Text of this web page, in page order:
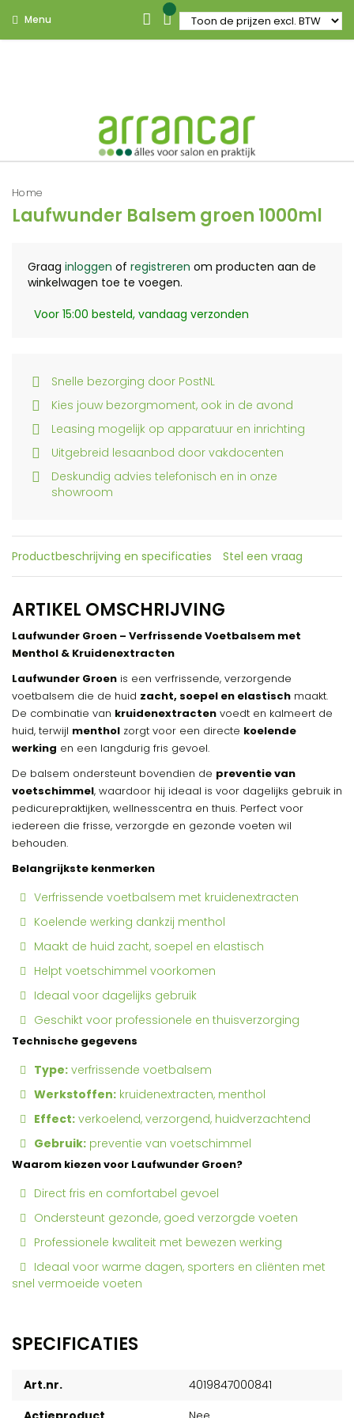
Menu
Home
Laufwunder Balsem groen 1000ml
Graag inloggen of registreren om producten aan de
winkelwagen toe te voegen.
Voor 15:00 besteld, vandaag verzonden
Snelle bezorging door PostNL
Kies jouw bezorgmoment, ook in de avond
Leasing mogelijk op apparatuur en inrichting
Uitgebreid lesaanbod door vakdocenten
Deskundig advies telefonisch en in onze
showroom
Productbeschrijving en specificaties Stel een vraag
ARTIKEL OMSCHRIJVING
Laufwunder Groen – Verfrissende Voetbalsem met
Menthol & Kruidenextracten
Laufwunder Groen is een verfrissende, verzorgende
voetbalsem die de huid zacht, soepel en elastisch maakt.
De combinatie van kruidenextracten voedt en kalmeert de
huid, terwijl menthol zorgt voor een directe koelende
werking en een langdurig fris gevoel.
De balsem ondersteunt bovendien de preventie van
voetschimmel, waardoor hij ideaal is voor dagelijks gebruik in
pedicurepraktijken, wellnesscentra en thuis. Perfect voor
iedereen die frisse, verzorgde en gezonde voeten wil
behouden.
Belangrijkste kenmerken
Verfrissende voetbalsem met kruidenextracten
Koelende werking dankzij menthol
Maakt de huid zacht, soepel en elastisch
Helpt voetschimmel voorkomen
Ideaal voor dagelijks gebruik
Geschikt voor professionele en thuisverzorging
Technische gegevens
Type: verfrissende voetbalsem
Werkstoffen: kruidenextracten, menthol
Effect: verkoelend, verzorgend, huidverzachtend
Gebruik: preventie van voetschimmel
Waarom kiezen voor Laufwunder Groen?
Direct fris en comfortabel gevoel
Ondersteunt gezonde, goed verzorgde voeten
Professionele kwaliteit met bewezen werking
Ideaal voor warme dagen, sporters en cliënten met
snel vermoeide voeten
SPECIFICATIES
Art.nr.
4019847000841